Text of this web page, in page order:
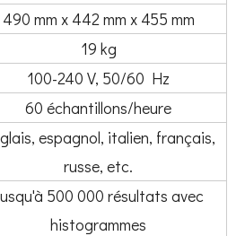
490 mm x 442 mm x 455 mm
19 kg
100-240 V, 50/60 Hz
60 échantillons/heure
espagnol, italien, français,
russe, etc.
500 000 résultats avec
histogrammes